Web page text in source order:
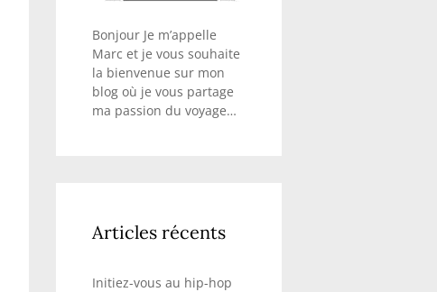
Bonjour Je m’appelle
Marc et je vous souhaite
la bienvenue sur mon
blog où je vous partage
ma passion du voyage…
Articles récents
Initiez-vous au hip-hop